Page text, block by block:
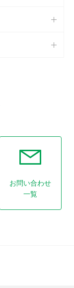
お問い合わせ
一覧